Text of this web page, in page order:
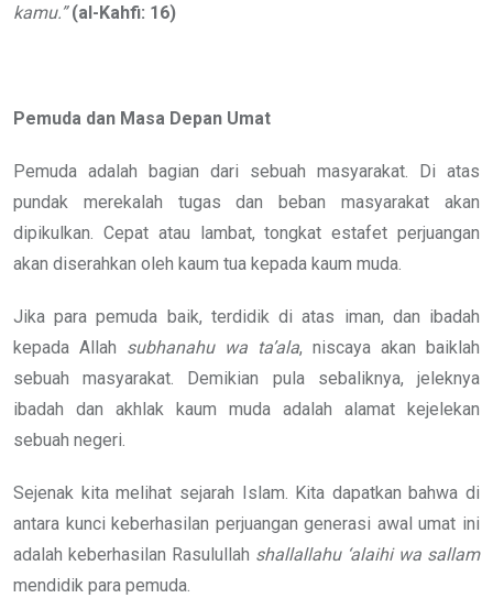
kamu.”(al-Kahfi: 16)
Pemuda dan Masa Depan Umat
Pemuda adalah bagian dari sebuah masyarakat. Di atas
pundak merekalah tugas dan beban masyarakat akan
dipikulkan. Cepat atau lambat, tongkat estafet perjuangan
akan diserahkan oleh kaum tua kepada kaum muda.
Jika para pemuda baik, terdidik di atas iman, dan ibadah
kepada Allah subhanahu wa ta’ala, niscaya akan baiklah
sebuah masyarakat. Demikian pula sebaliknya, jeleknya
ibadah dan akhlak kaum muda adalah alamat kejelekan
sebuah negeri.
Sejenak kita melihat sejarah Islam. Kita dapatkan bahwa di
antara kunci keberhasilan perjuangan generasi awal umat ini
adalah keberhasilan Rasulullah shallallahu ‘alaihi wa sallam
mendidik para pemuda.